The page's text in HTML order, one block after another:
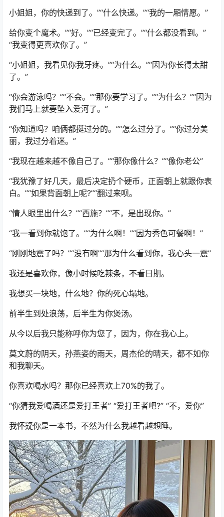
小姐姐，你的快递到了。”“什么快递。”“我的一厢情愿。”
给你变个魔术。”“好。”“已经变完了。”“什么都没看到。”
“我变得更喜欢你了。”
“小姐姐，我看见你我牙疼。”“为什么。”“因为你长得太甜
了。”
“你会游泳吗？”“不会。”“那你要学习了。”“为什么？”“因为
我们马上就要坠入爱河了。”
“你知道吗？咱俩都挺过分的。”“怎么过分了。”“你过分美
丽，我过分着迷。”
“我现在越来越不像自己了。”“那你像什么？”“像你老公”
“我犹豫了好几天，最后决定扔个硬币，正面朝上就跟你表
白。”“如果背面朝上呢?”“翻过来呗。
“情人眼里出什么？”“西施？”“不，是出现你。”
“我一看到你就饱了。”“为什么啊！”“因为秀色可餐啊！”
“刚刚地震了吗？”“没有啊”“那为什么看到你，我心头一震”
我还是喜欢你，像小时候吃辣条，不看日期。
我想买一块地，什么地？你的死心塌地。
前半生到处浪荡，后半生为你煲汤。
从今以后我只能称呼你为您了，因为，你在我心上。
莫文蔚的阴天，孙燕姿的雨天，周杰伦的晴天，都不如你
和我聊天。
你喜欢喝水吗？那你已经喜欢上70%的我了。
“你猜我爱喝酒还是爱打王者” “爱打王者吧?” “不，爱你”
我怀疑你是一本书，不然为什么我越看越想睡。